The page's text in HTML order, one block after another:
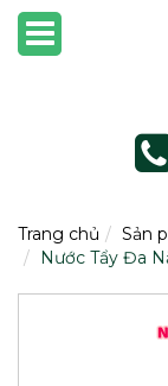
Trang chủ Sản
Nước Tẩy Đa